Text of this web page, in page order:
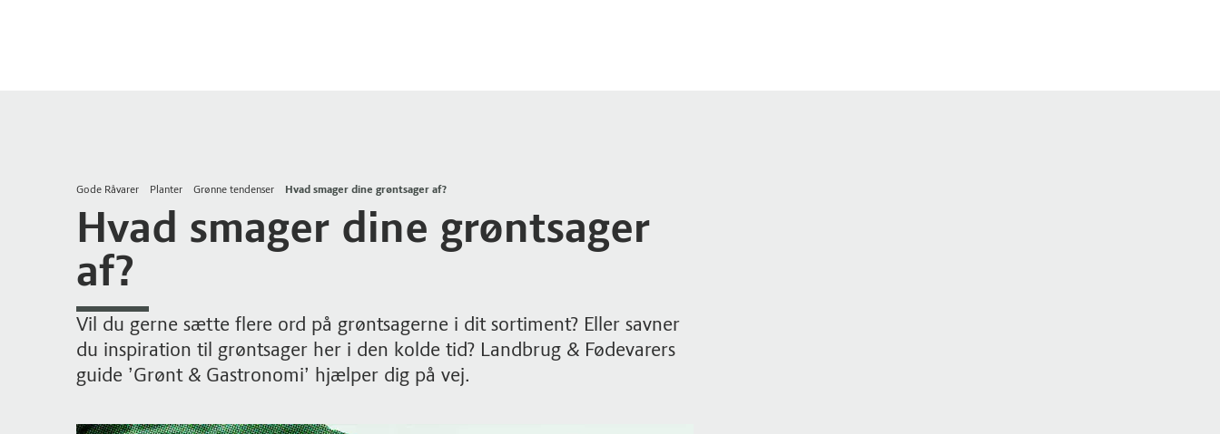
Gode Råvarer Planter Grønne tendenser Hvad smager dine grøntsager af?
Hvad smager dine grøntsager
af?
Vil du gerne sætte flere ord på grøntsagerne i dit sortiment? Eller savner
du inspiration til grøntsager her i den kolde tid? Landbrug & Fødevarers
guide ’Grønt & Gastronomi’ hjælper dig på vej.